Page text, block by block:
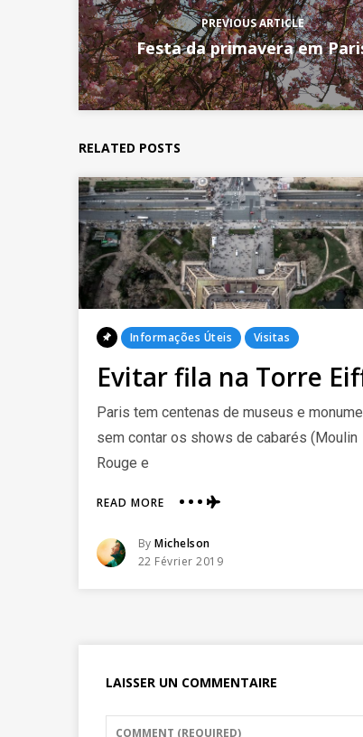
PREVIOUS ARTICLE
Festa da primavera em
RELATED POSTS
Posted
Informações Úteis Visitas
Evitar fila na Torre
Paris tem centenas de museus e
sem contar os shows de cabarés (Moulin
Rouge e
READ MORE ABOUT
FILA
NA
Posted
By Michelson
Posted
22 Février 2019
LAISSER UN COMMENTAIRE